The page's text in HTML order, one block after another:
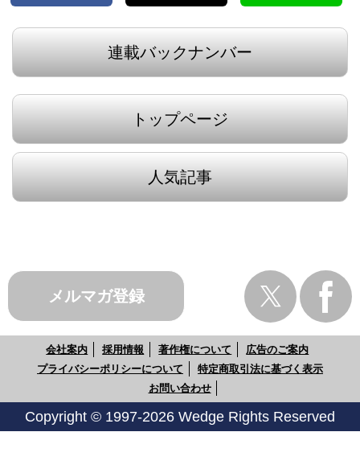
連載バックナンバー
トップページ
人気記事
メルマガ登録
会社案内 採用情報 著作権について
広告のご案内
プライバシーポリシーについて
特定商取引法に基づく表示
お問い合わせ
Copyright © 1997-2026 Wedge Rights Reserved